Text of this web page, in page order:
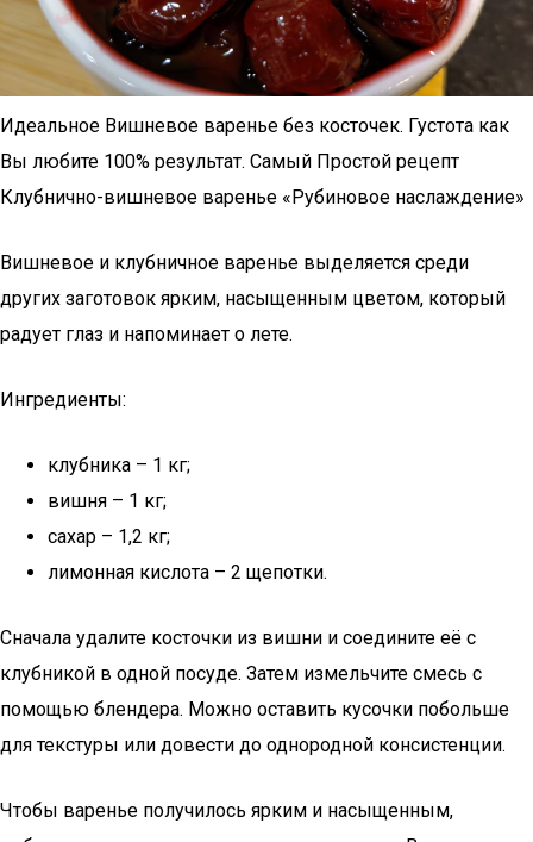
Идеальное Вишневое варенье без косточек. Густота как
Вы любите 100% результат. Самый Простой рецепт
Клубнично-вишневое варенье «Рубиновое наслаждение»
Вишневое и клубничное варенье выделяется среди
других заготовок ярким, насыщенным цветом, который
радует глаз и напоминает о лете.
Ингредиенты:
клубника – 1 кг;
вишня – 1 кг;
сахар – 1,2 кг;
лимонная кислота – 2 щепотки.
Сначала удалите косточки из вишни и соедините её с
клубникой в одной посуде. Затем измельчите смесь с
помощью блендера. Можно оставить кусочки побольше
для текстуры или довести до однородной консистенции.
Чтобы варенье получилось ярким и насыщенным,